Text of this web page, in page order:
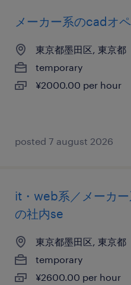
メーカー系のcadオ
東京都墨田区, 東京都
temporary
¥2000.00 per hour
posted 7 august 2026
it・web系／メーカ
の社内se
東京都墨田区, 東京都
temporary
¥2600.00 per hour